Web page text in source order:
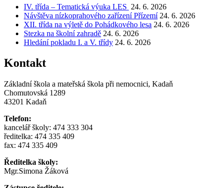
IV. třída – Tematická výuka LES 24. 6. 2026
Návštěva nízkoprahového zařízení Přízemí 24. 6. 2026
XII. třída na výletě do Pohádkového lesa 24. 6. 2026
Stezka na školní zahradě 24. 6. 2026
Hledání pokladu I. a V. třídy 24. 6. 2026
Kontakt
Základní škola a mateřská škola při nemocnici, Kadaň
Chomutovská 1289
43201 Kadaň
Telefon:
kancelář školy: 474 333 304
ředitelka: 474 335 409
fax: 474 335 409
Ředitelka školy:
Mgr.Simona Žáková